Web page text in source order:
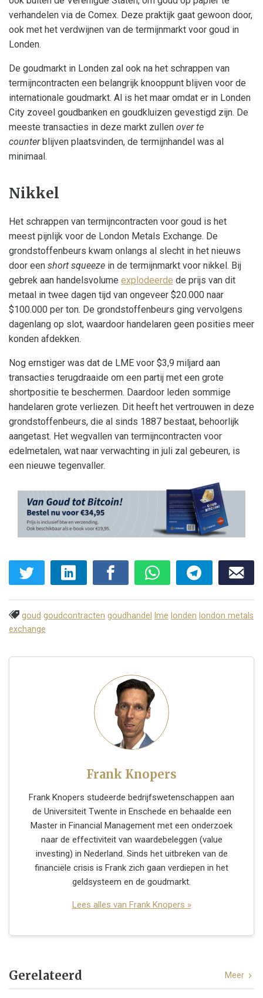
verhandelen via de Comex. Deze praktijk gaat gewoon door,
ook met het verdwijnen van de termijnmarkt voor goud in
Londen.
De goudmarkt in Londen zal ook na het schrappen van
termijncontracten een belangrijk knooppunt blijven voor de
internationale goudmarkt. Al is het maar omdat er in Londen
City zoveel goudbanken en goudkluizen gevestigd zijn. De
meeste transacties in deze markt zullen over te
counterblijven plaatsvinden, de termijnhandel was al
minimaal.
Nikkel
Het schrappen van termijncontracten voor goud is het
meest pijnlijk voor de London Metals Exchange. De
grondstoffenbeurs kwam onlangs al slecht in het nieuws
door een short squeeze in de termijnmarkt voor nikkel. Bij
gebrek aan handelsvolume explodeerde de prijs van dit
metaal in twee dagen tijd van ongeveer $20.000 naar
$100.000 per ton. De grondstoffenbeurs ging vervolgens
dagenlang op slot, waardoor handelaren geen posities meer
konden afdekken.
Nog ernstiger was dat de LME voor $3,9 miljard aan
transacties terugdraaide om een partij met een grote
shortpositie te beschermen. Daardoor leden sommige
handelaren grote verliezen. Dit heeft het vertrouwen in deze
grondstoffenbeurs, die al sinds 1887 bestaat, behoorlijk
aangetast. Het wegvallen van termijncontracten voor
edelmetalen, wat naar verwachting in juli zal gebeuren, is
een nieuwe tegenvaller.
goud goudcontracten goudhandel lme londen london metals
exchange
Frank Knopers
Frank Knopers studeerde bedrijfswetenschappen aan
de Universiteit Twente in Enschede en behaalde een
Master in Financial Management met een onderzoek
naar de effectiviteit van waardebeleggen (value
investing) in Nederland. Sinds het uitbreken van de
financiële crisis is Frank zich gaan verdiepen in het
geldsysteem en de goudmarkt.
Lees alles van Frank Knopers »
Gerelateerd Meer